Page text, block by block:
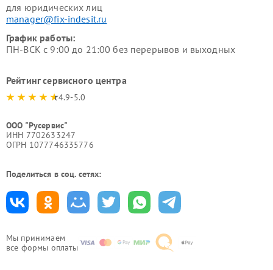
Мы принимаем
все формы оплаты
для юридических лиц
manager@fix-indesit.ru
График работы:
ПН-ВСК с 9:00 до 21:00 без перерывов и выходных
Рейтинг сервисного центра
4.9-5.0
ООО "Русервис"
ИНН 7702633247
ОГРН 1077746335776
Поделиться в соц. сетях: